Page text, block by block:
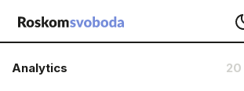
Analytics 20